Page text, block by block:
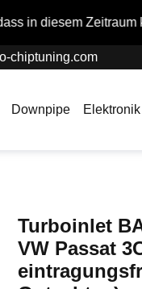
keine
chiptuning.com
Downpipe Elektronik
Turboinlet
VW Passat